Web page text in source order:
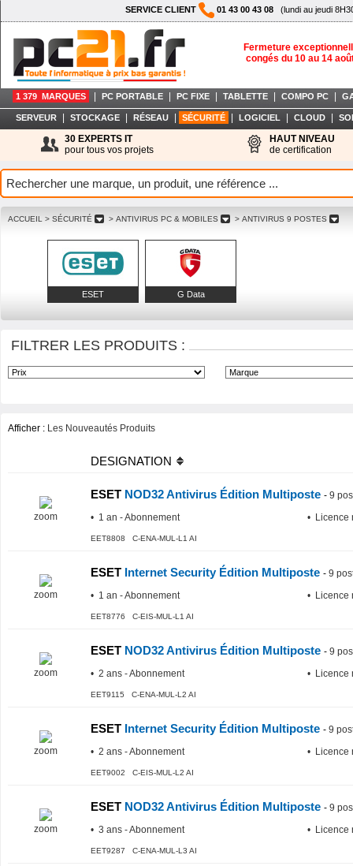
SERVICE CLIENT 01 43 00 43 08 (lundi au jeudi
Fermeture
congés du 10 au 14
1 379 MARQUES PC PORTABLE PC FIXE TABLETTE COMPO PC
SERVEUR STOCKAGE RÉSEAU SÉCURITÉ LOGICIEL CLOUD
30 EXPERTS IT
pour tous vos projets
HAUT NIVEAU
de certification
ACCUEIL > SÉCURITÉ > ANTIVIRUS PC & MOBILES > ANTIVIRUS 9 POSTES
ESET G Data
FILTRER LES PRODUITS :
Afficher : Les Nouveautés Produits
DESIGNATION
zoom
ESET NOD32 Antivirus Édition Multiposte - 9
• 1 an - Abonnement
• Licence
EET8808 C-ENA-MUL-L1 AI
zoom
ESET Internet Security Édition Multiposte - 9
• 1 an - Abonnement
• Licence
EET8776 C-EIS-MUL-L1 AI
zoom
ESET NOD32 Antivirus Édition Multiposte - 9
• 2 ans - Abonnement
• Licence
EET9115 C-ENA-MUL-L2 AI
zoom
ESET Internet Security Édition Multiposte - 9
• 2 ans - Abonnement
• Licence
EET9002 C-EIS-MUL-L2 AI
zoom
ESET NOD32 Antivirus Édition Multiposte - 9
• 3 ans - Abonnement
• Licence
EET9287 C-ENA-MUL-L3 AI